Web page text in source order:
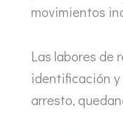
movimientos
Las labores de
identificación y
arresto,